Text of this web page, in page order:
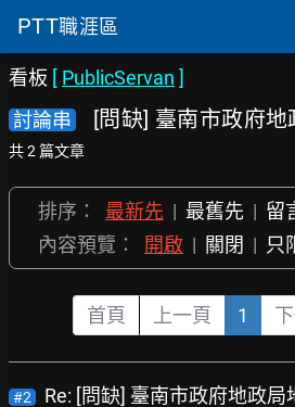
PTT職涯區
看板 [ PublicServan ]
討論串
[問缺] 臺南市政府
共 2 篇文章
排序： 最新先 | 最舊先 | 留
內容預覽：
開啟 | 關閉 | 只
首頁 上一頁 1
#2 Re: [問缺] 臺南市政府地政局